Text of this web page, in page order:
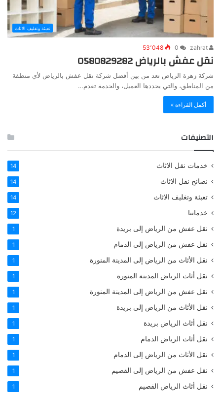
تعبئة وتغليف الاثاث
0 53٬048
نقل عفش بالرياض 0580829282
شركة زهرة الرياض تعد من بين أفضل شركة نقل عفش بالرياض لأي منطقة
من المناطق، والتي يحددها العميل، والخدمة تقدم…
أكمل القراءة »
التصنيفات
خدمات نقل الاثاث 14
نصائح نقل الاثاث 14
تعبئة وتغليف الاثاث 14
خدماتنا 12
نقل عفش من الرياض إلى بريدة 1
نقل عفش من الرياض إلى الدمام 1
نقل الأثاث من الرياض إلى المدينة المنورة 1
نقل أثاث الرياض المدينة المنورة 1
نقل عفش من الرياض إلى المدينة المنورة 1
نقل الأثاث من الرياض إلى بريدة 1
نقل أثاث الرياض بريدة 1
نقل أثاث الرياض الدمام 1
نقل الأثاث من الرياض إلى الدمام 1
نقل عفش من الرياض إلى القصيم 1
نقل أثاث الرياض القصيم 1